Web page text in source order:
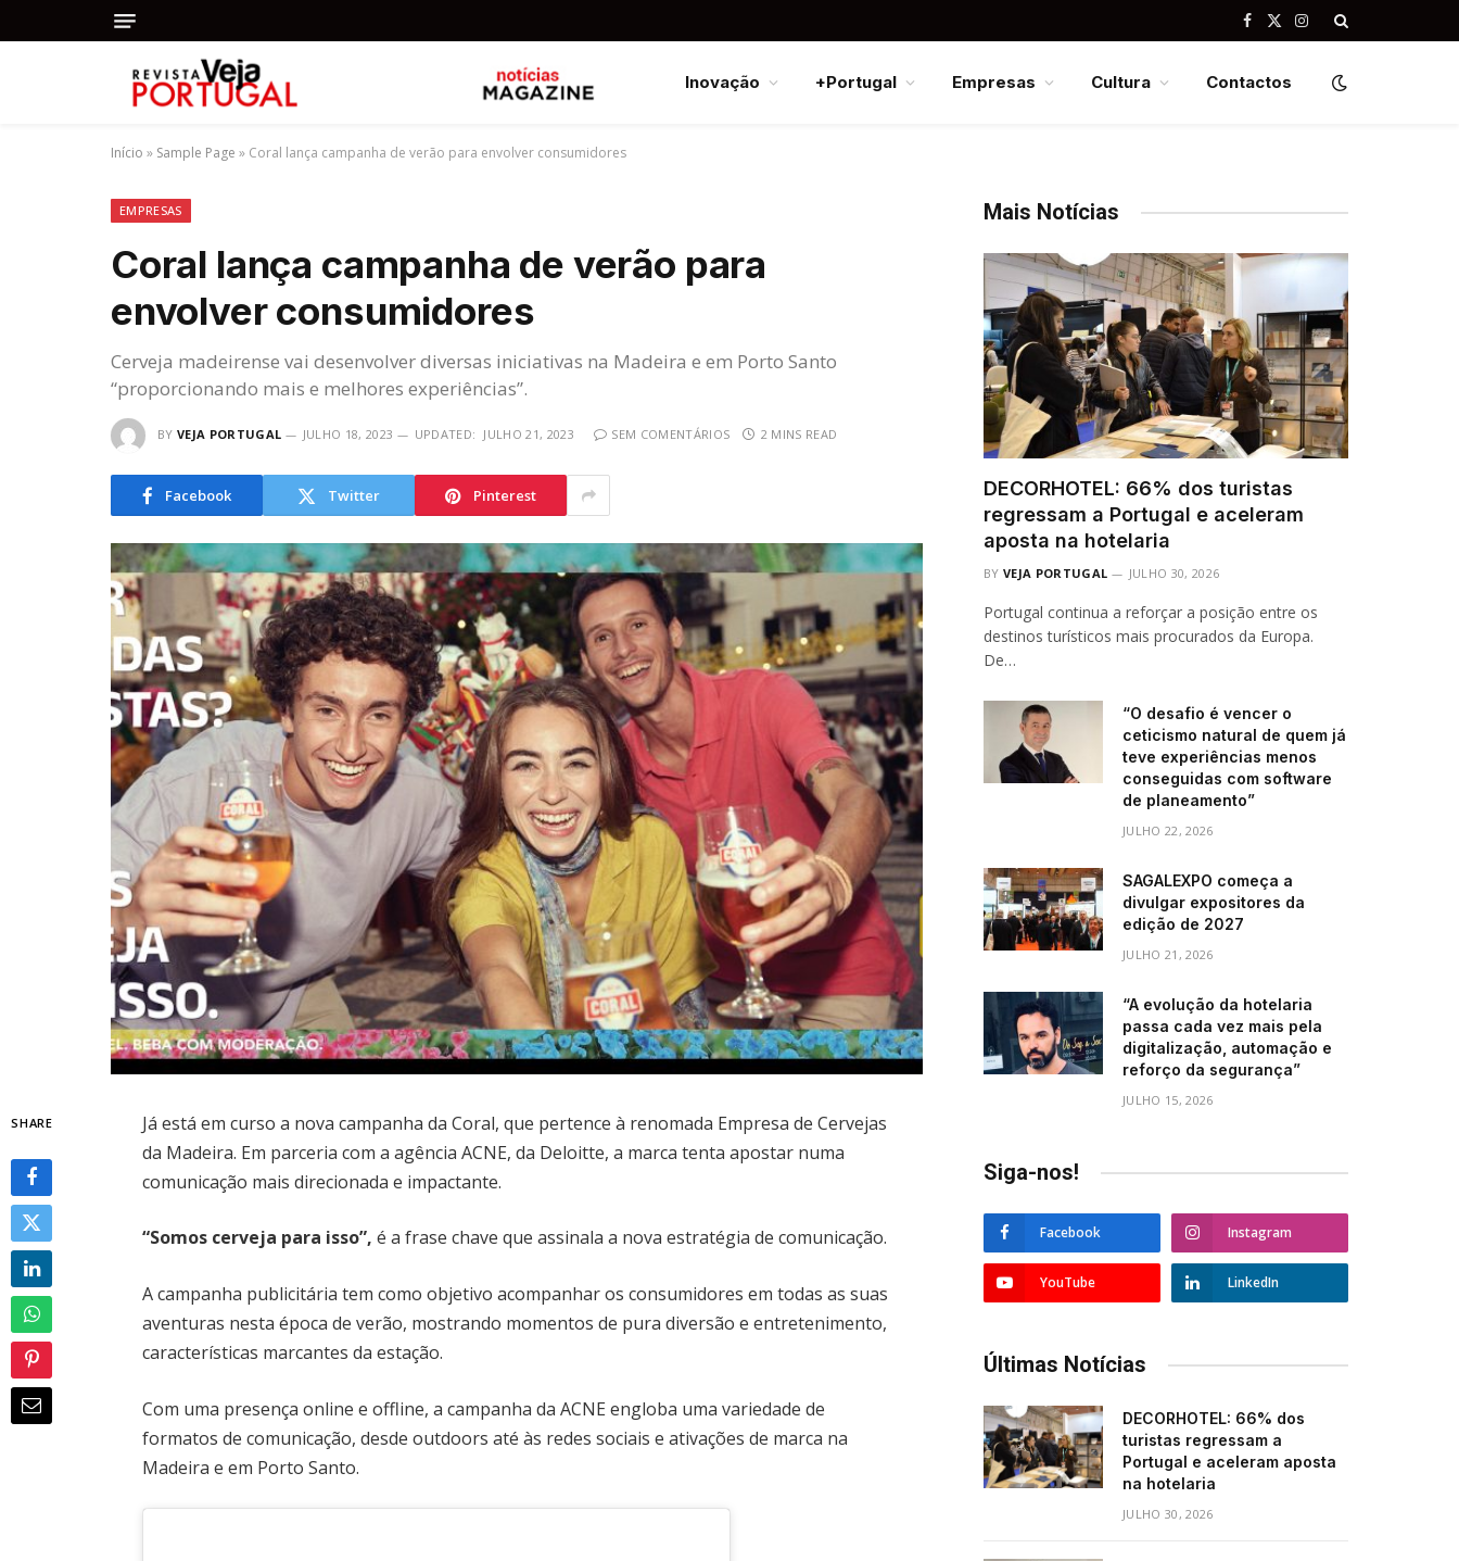
Facebook
X
Instagram
Inovação +Portugal Empresas Cultura Contactos
Início » Sample Page » Coral lança campanha de verão para envolver consumidores
EMPRESAS
Coral lança campanha de verão para
envolver consumidores
Cerveja madeirense vai desenvolver diversas iniciativas na Madeira e em Porto Santo
“proporcionando mais e melhores experiências”.
BY VEJA PORTUGAL JULHO 18, 2023 UPDATED: JULHO 21, 2023 SEM COMENTÁRIOS 2 MINS READ
Facebook Twitter Pinterest
SHARE
Já está em curso a nova campanha da Coral, que pertence à renomada Empresa de Cervejas
da Madeira. Em parceria com a agência ACNE, da Deloitte, a marca tenta apostar numa
comunicação mais direcionada e impactante.
“Somos cerveja para isso”, é a frase chave que assinala a nova estratégia de comunicação.
A campanha publicitária tem como objetivo acompanhar os consumidores em todas as suas
aventuras nesta época de verão, mostrando momentos de pura diversão e entretenimento,
características marcantes da estação.
Com uma presença online e offline, a campanha da ACNE engloba uma variedade de
formatos de comunicação, desde outdoors até às redes sociais e ativações de marca na
Madeira e em Porto Santo.
Mais Notícias
DECORHOTEL: 66% dos turistas
regressam a Portugal e aceleram
aposta na hotelaria
BY VEJA PORTUGAL JULHO 30, 2026
Portugal continua a reforçar a posição entre os
destinos turísticos mais procurados da Europa.
De…
“O desafio é vencer o
ceticismo natural de quem já
teve experiências menos
conseguidas com software
de planeamento”
JULHO 22, 2026
SAGALEXPO começa a
divulgar expositores da
edição de 2027
JULHO 21, 2026
“A evolução da hotelaria
passa cada vez mais pela
digitalização, automação e
reforço da segurança”
JULHO 15, 2026
Siga-nos!
Facebook Instagram
YouTube LinkedIn
Últimas Notícias
DECORHOTEL: 66% dos
turistas regressam a
Portugal e aceleram aposta
na hotelaria
JULHO 30, 2026